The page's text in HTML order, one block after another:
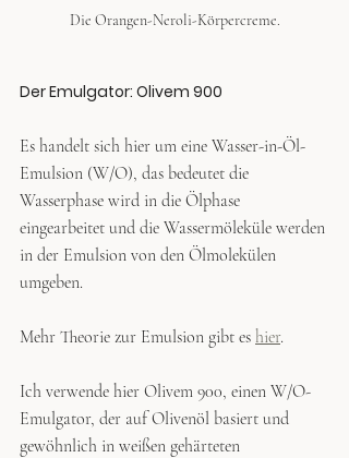
Die Orangen-Neroli-Körpercreme.
Der Emulgator: Olivem 900
Es handelt sich hier um eine Wasser-in-Öl-
Emulsion (W/O), das bedeutet die
Wasserphase wird in die Ölphase
eingearbeitet und die Wassermöleküle werden
in der Emulsion von den Ölmolekülen
umgeben.
Mehr Theorie zur Emulsion gibt es hier.
Ich verwende hier Olivem 900, einen W/O-
Emulgator, der auf Olivenöl basiert und
gewöhnlich in weißen gehärteten